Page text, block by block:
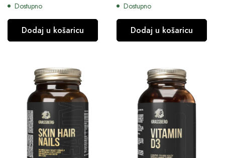
Dostupno
Dodaj u košaricu
Dostupno
Dodaj u košaricu